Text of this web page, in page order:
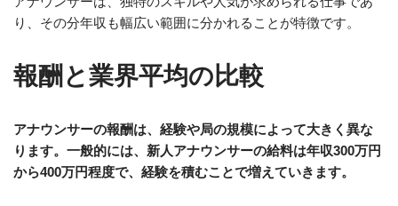
り、その分年収も幅広い範囲に分かれることが特徴です。
報酬と業界平均の比較
アナウンサーの報酬は、経験や局の規模によって大きく異な
ります。一般的には、新人アナウンサーの給料は年収300万円
から400万円程度で、経験を積むことで増えていきます。